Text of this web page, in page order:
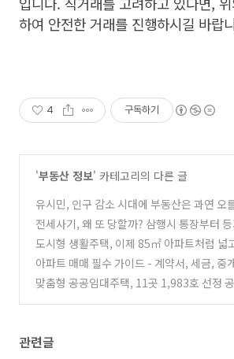
하여 안전한 거래를 진행하시길 바랍
4 구독하기
'부동산 정보' 카테고리의 다른 글
유시민, 인구 감소 시대에 부동산은 과연 오
있을까?
(1)
전세사기, 왜 또 당할까? 삼행시 통장부터
공신력까지
(0)
도시형 생활주택, 이제 85㎡ 아파트처럼 넓
용적으로...!
(0)
아파트 매매 필수 가이드 - 계약서, 세금, 중
수료 완벽 정리 (1)
맞춤형 공공임대주택, 11곳 1,983호 선정
관련글